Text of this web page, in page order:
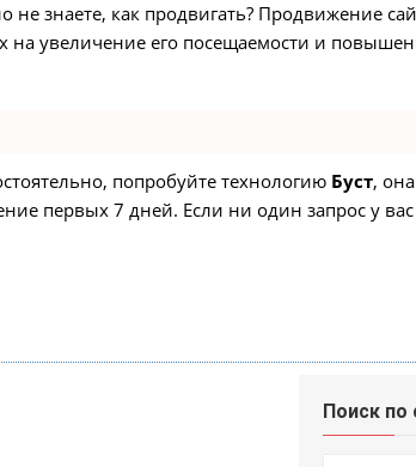
знаете, как продвигать? Продвижение
увеличение его посещаемости и
попробуйте технологию Буст,
первых 7 дней. Если ни один запрос у
Поиск по